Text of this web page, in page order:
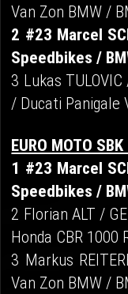
Van Zon BMW /
2 #23 Marcel
Speedbikes /
3 Lukas
/ Ducati Panigale
EURO MOTO
1 #23 Marcel
Speedbikes /
2 Florian ALT /
Honda CBR 1000
3 Markus
Van Zon BMW /